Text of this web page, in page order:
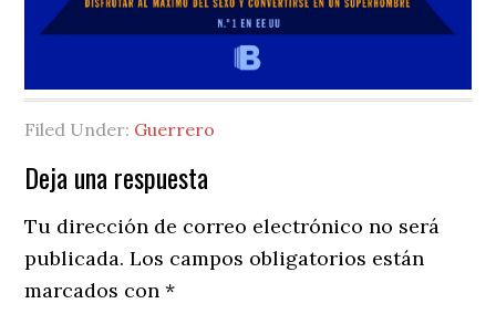
Filed Under: Guerrero
Reader
Interactions
Deja una respuesta
Tu dirección de correo electrónico no será
publicada. Los campos obligatorios están
marcados con*